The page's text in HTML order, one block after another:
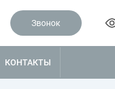
Звонок
КОНТАКТЫ